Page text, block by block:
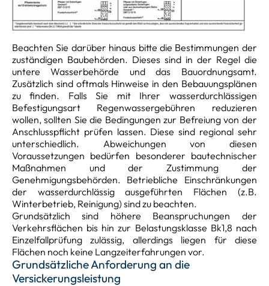
Beachten Sie darüber hinaus bitte die Bestimmungen der
zuständigen Baubehörden. Dieses sind in der Regel die
untere Wasserbehörde und das Bauordnungsamt.
Zusätzlich sind oftmals Hinweise in den Bebauungsplänen
zu finden. Falls Sie mit Ihrer wasserdurchlässigen
Befestigungsart Regenwassergebühren reduzieren
wollen, sollten Sie die Bedingungen zur Befreiung von der
Anschlusspflicht prüfen lassen. Diese sind regional sehr
unterschiedlich. Abweichungen von diesen
Voraussetzungen bedürfen besonderer bautechnischer
Maßnahmen und der Zustimmung der
Genehmigungsbehörden. Betriebliche Einschränkungen
der wasserdurchlässig ausgeführten Flächen (z.B.
Winterbetrieb, Reinigung) sind zu beachten.
Grundsätzlich sind höhere Beanspruchungen der
Verkehrsflächen bis hin zur Belastungsklasse Bk1,8 nach
Einzelfallprüfung zulässig, allerdings liegen für diese
Flächen noch keine Langzeiterfahrungen vor.
Grundsätzliche Anforderung an die
Versickerungsleistung